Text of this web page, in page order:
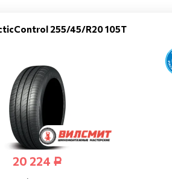
255/45/R20 105T
20 224 Р